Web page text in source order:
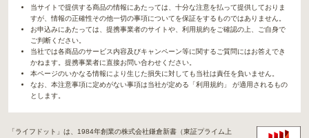
当サイトで提供する商品の情報にあたっては、十分な注意を払って提供しておりま
すが、情報の正確性その他一切の事項についてを保証をするものではありません。
お申込みにあたっては、提携事業者のサイトや、利用規約をご確認の上、ご自身で
ご判断ください。
当社では各商品のサービス内容及びキャンペーン等に関するご質問にはお答えでき
かねます。提携事業者に直接お問い合わせください。
本ページのいかなる情報により生じた損失に対しても当社は責任を負いません。
なお、本注意事項に定めがない事項は当社が定める「利用規約」 が適用されるもの
とします。
「ライフドット」は、1984年創業の株式会社鎌倉新書（東証プライム上